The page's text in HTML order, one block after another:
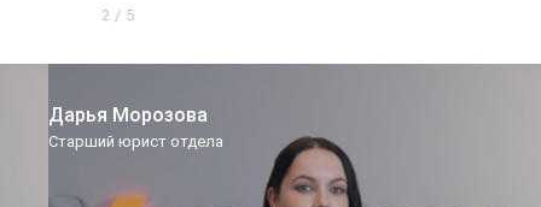
2 / 5
Дарья Морозова
Старший юрист отдела